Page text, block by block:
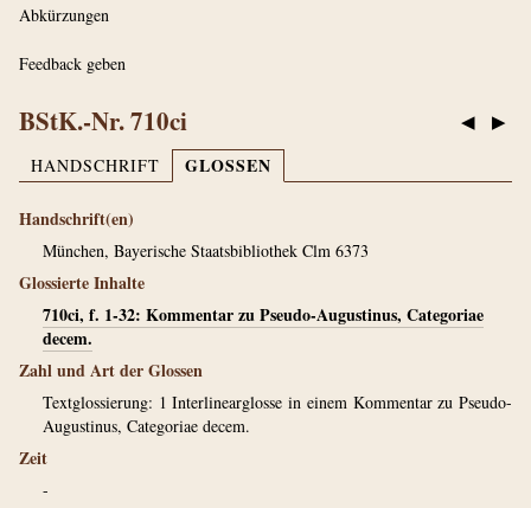
Abkürzungen
Feedback geben
◀ ▶
BStK.-Nr. 710ci
HANDSCHRIFT GLOSSEN
Handschrift(en)
München, Bayerische Staatsbibliothek Clm 6373
Glossierte Inhalte
710ci, f. 1-32: Kommentar zu Pseudo-Augustinus, Categoriae
decem.
Zahl und Art der Glossen
Textglossierung: 1 Interlinearglosse in einem Kommentar zu Pseudo-
Augustinus, Categoriae decem.
Zeit
-